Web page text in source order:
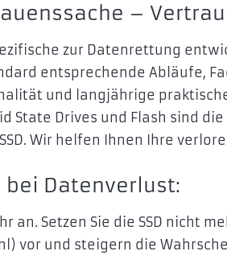
–
zur Datenrettung
entsprechende Abläufe,
und langjährige
State Drives und Flash sind
Wir helfen Ihnen Ihre
bei Datenverlust:
an. Setzen Sie die SSD nicht
vor und steigern die